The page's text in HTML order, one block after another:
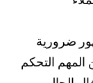
التحكم